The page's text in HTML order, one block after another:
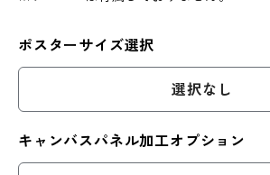
ポスターサイズ選択
選択なし
キャンバスパネル加工オプション